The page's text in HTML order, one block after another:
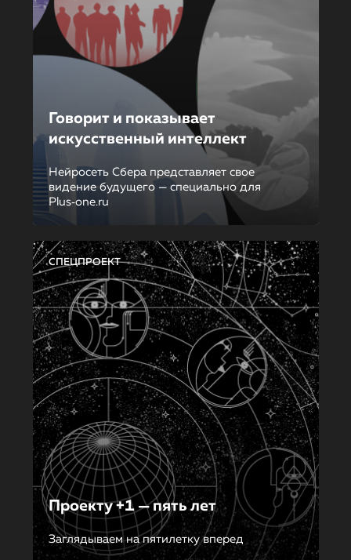
Говорит и показывает
искусственный интеллект
Нейросеть Сбера представляет свое
видение будущего — специально для
Plus‑one.ru
СПЕЦПРОЕКТ
Проекту +1 — пять лет
Заглядываем на пятилетку вперед